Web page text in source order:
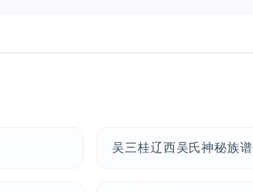
吴三桂辽西吴氏神秘族谱